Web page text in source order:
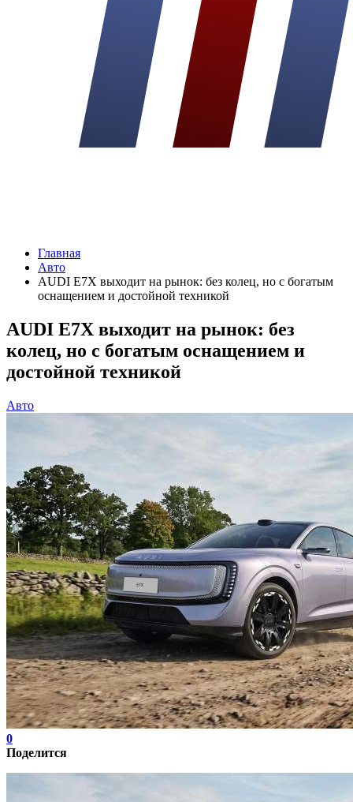
Главная
Авто
AUDI E7X выходит на рынок: без колец, но с богатым
оснащением и достойной техникой
AUDI E7X выходит на рынок: без
колец, но с богатым оснащением и
достойной техникой
Авто
0
Поделится